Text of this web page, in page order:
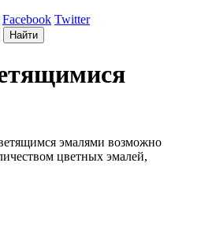
Facebook Twitter
эмалями возможно
цветных эмалей,